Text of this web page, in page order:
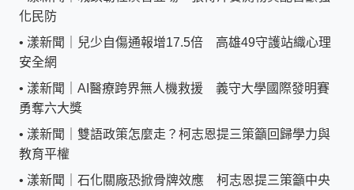
化民防
• 漾新聞｜兒少自傷通報增17.5倍 高雄49守護站織心理
安全網
• 漾新聞｜AI醫療跨界無人機救援 義守大學國際發明賽
勇奪六大獎
• 漾新聞｜雙語政策怎麼走？柯志恩提三策籲回歸學力與
教育平權
• 漾新聞｜石化關廠恐掀骨牌效應 柯志恩提三策籲中央